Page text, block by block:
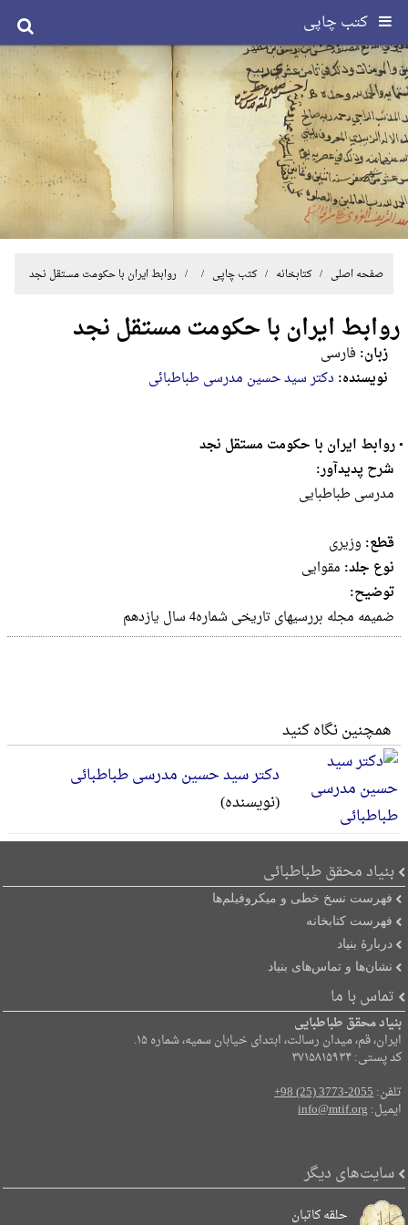
کتب چاپی
صفحه اصلی / کتابخانه /کتب چاپی / / روابط ایران با حکومت مستقل نجد
روابط ایران با حکومت مستقل نجد
زبان: فارسی
نویسنده: دکتر سید حسین مدرسی طباطبائی
•روابط ایران با حکومت مستقل نجد
شرح پدیدآور:
مدرسی طباطبایی
قطع: وزيرى
نوع جلد: مقوایی
توضیح:
ضمیمه مجله بررسیهای تاریخی شماره4 سال یازدهم
همچنین نگاه کنید
دکتر سید حسین مدرسی طباطبائی
(نویسنده)
بنیاد محقق طباطبائی
فهرست نسخ خطی و میکروفیلم‌ها
فهرست کتابخانه
دربارۀ بنیاد
نشان‌ها و تماس‌های بنیاد
تماس با ما
بنیاد محقق طباطبایی
ایران، قم، میدان رسالت، ابتدای خیابان سمیه، شماره ۱۵.
کد پستی: ۳۷۱۵۸۱۵۹۳۴
تلفن:+98 (25) 3773-2055
ایمیل:info@mtif.org
سایت‌های دیگر
حلقه کاتبان